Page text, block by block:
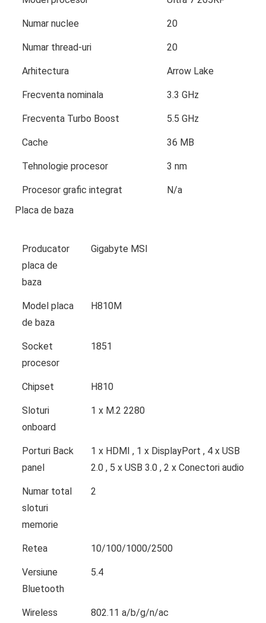
Numar nuclee 20
Numar thread-uri 20
Arhitectura Arrow Lake
Frecventa nominala 3.3 GHz
Frecventa Turbo Boost 5.5 GHz
Cache 36 MB
Tehnologie procesor 3 nm
Procesor grafic integrat
N/a
Placa de baza
Producator
placa de
baza
Gigabyte MSI
Model placa
de baza
H810M
Socket
procesor
1851
Chipset H810
Sloturi
onboard
1 x M.2 2280
Porturi Back
panel
1 x HDMI , 1 x DisplayPort , 4 x USB
2.0 , 5 x USB 3.0 , 2 x Conectori audio
Numar total
sloturi
memorie
2
Retea 10/100/1000/2500
Versiune
Bluetooth
5.4
Wireless 802.11 a/b/g/n/ac